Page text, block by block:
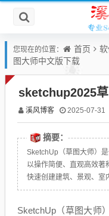
您现在的位置： 首页
图大师中文版下载
sketchup2025
溪风博客 2025-07-31
摘要：
SketchUp（草图大师）
以操作简便、直观高效著
快速创建建筑、景观、室
SketchUp（草图大师